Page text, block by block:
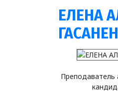
ЕЛЕНА
Преподаватель